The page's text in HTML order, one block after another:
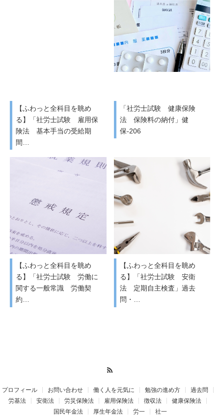
【ふわっと全科目を眺め
る】「社労士試験 雇用保
険法 基本手当の受給期
間…
「社労士試験 健康保険
法 保険料の納付」健
保-206
【ふわっと全科目を眺め
る】「社労士試験 労働に
関する一般常識 労働契
約…
【ふわっと全科目を眺め
る】「社労士試験 安衛
法 定期自主検査」過去
問・…
プロフィール お問い合わせ 働く人を元気に 勉強の進め方
過去問
労基法
安衛法 労災保険法 雇用保険法 徴収法
健康保険法
国民年金法
厚生年金法 労一 社一